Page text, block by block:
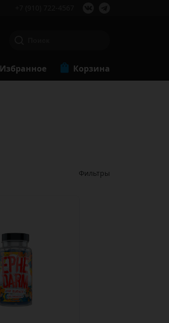
Избранное Корзина
Фильтры